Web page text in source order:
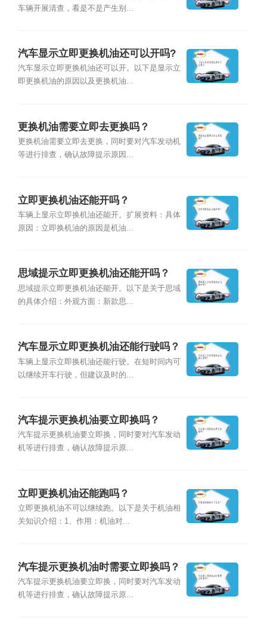
车辆开展清查，看是不是产生别...
汽车显示立即更换机油还可以开吗?
汽车显示立即更换机油还可以开。以下是显示立
即更换机油的原因以及更换机油...
更换机油需要立即去更换吗？
更换机油需要立即去更换，同时要对汽车发动机
等进行排查，确认故障提示原因...
立即更换机油还能开吗？
车辆上显示立即换机油还能开。扩展资料：具体
原因：立即换机油的原因是机油...
思域提示立即更换机油还能开吗？
思域提示立即更换机油还能开。以下是关于思域
的具体介绍：外观方面：新款思...
汽车显示立即更换机油还能行驶吗？
车辆上显示立即换机油还能行驶。在短时间内可
以继续开车行驶，但建议及时的...
汽车提示更换机油要立即换吗？
汽车提示更换机油要立即换，同时要对汽车发动
机等进行排查，确认故障提示原...
立即更换机油还能跑吗？
立即更换机油不可以继续跑。以下是关于机油相
关知识介绍：1、作用：机油对...
汽车提示更换机油时需要立即换吗？
汽车提示更换机油要立即换，同时要对汽车发动
机等进行排查，确认故障提示原...